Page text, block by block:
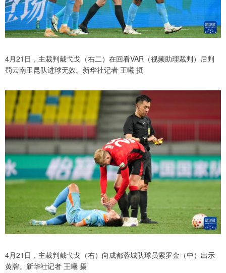
4月21日，主裁判戴弋戈（右二）在回看VAR（视频助理裁判）后判
罚云南玉昆队进球无效。新华社记者 王曦 摄
4月21日，主裁判戴弋戈（右）向成都蓉城队球员索罗金（中）出示
黄牌。新华社记者 王曦 摄